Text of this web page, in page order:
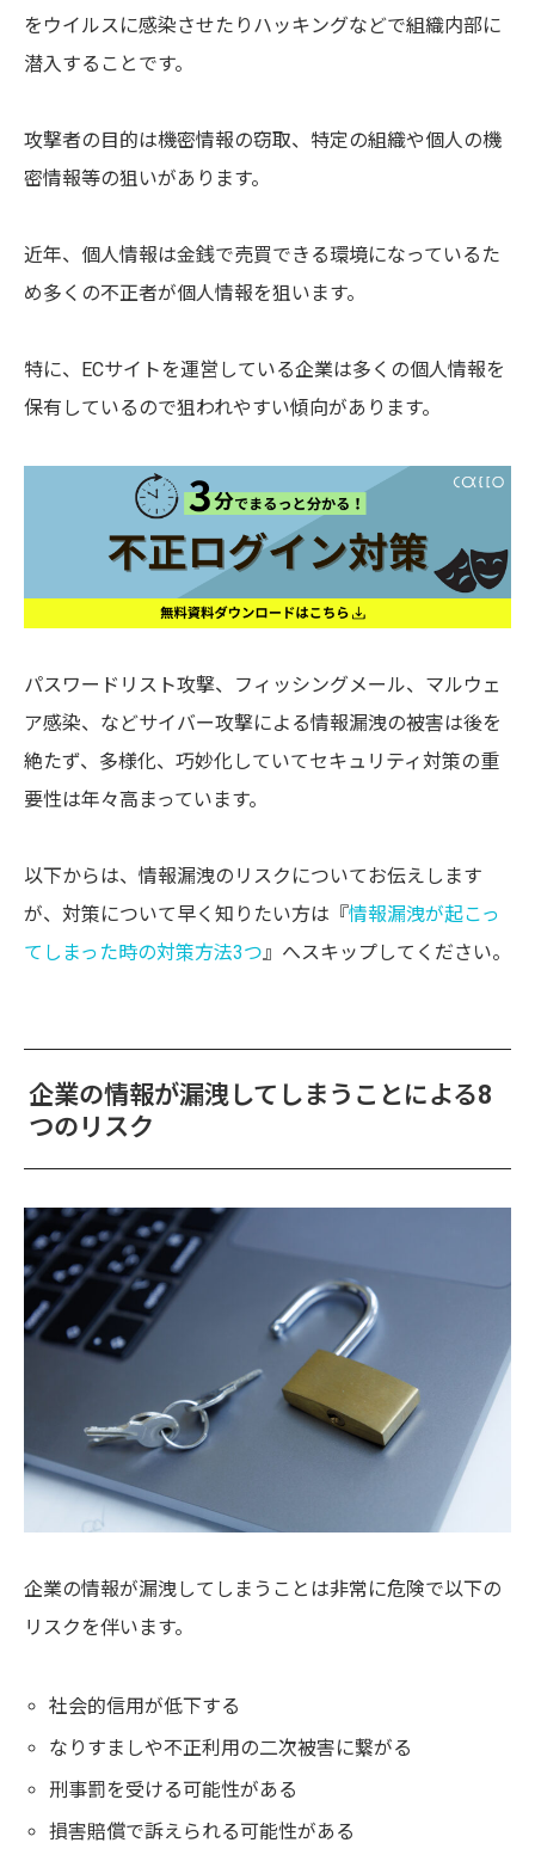
をウイルスに感染させたりハッキングなどで組織内部に
潜入することです。
攻撃者の目的は機密情報の窃取、特定の組織や個人の機
密情報等の狙いがあります。
近年、個人情報は金銭で売買できる環境になっているた
め多くの不正者が個人情報を狙います。
特に、ECサイトを運営している企業は多くの個人情報を
保有しているので狙われやすい傾向があります。
パスワードリスト攻撃、フィッシングメール、マルウェ
ア感染、などサイバー攻撃による情報漏洩の被害は後を
絶たず、多様化、巧妙化していてセキュリティ対策の重
要性は年々高まっています。
以下からは、情報漏洩のリスクについてお伝えします
が、対策について早く知りたい方は『情報漏洩が起こっ
てしまった時の対策方法3つ』へスキップしてください。
企業の情報が漏洩してしまうことによる8
つのリスク
企業の情報が漏洩してしまうことは非常に危険で以下の
リスクを伴います。
社会的信用が低下する
なりすましや不正利用の二次被害に繋がる
刑事罰を受ける可能性がある
損害賠償で訴えられる可能性がある